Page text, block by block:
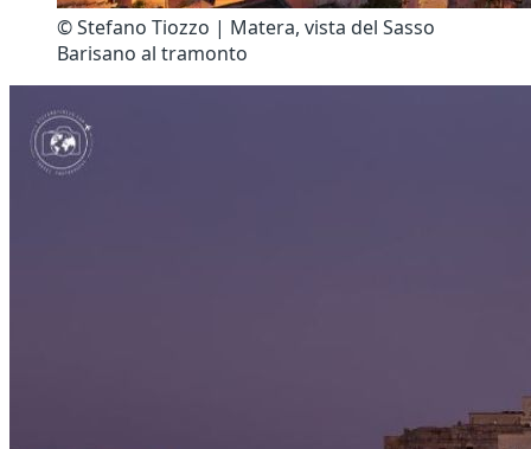
© Stefano Tiozzo | Matera, vista del Sasso
Barisano al tramonto